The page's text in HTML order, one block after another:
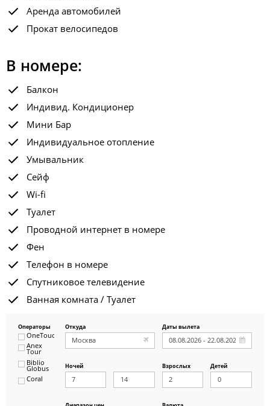
Аренда автомобилей
Прокат велосипедов
В номере:
Балкон
Индивид. Кондиционер
Мини Бар
Индивидуальное отопление
Умывальник
Сейф
Wi-fi
Туалет
Проводной интернет в номере
Фен
Телефон в номере
Спутниковое телевидение
Ванная комната / Туалет
Операторы
OneTouch&Travel
Anex
Tour
Biblio
Globus
Coral
Откуда Даты вылета
Ночей Взрослых Детей